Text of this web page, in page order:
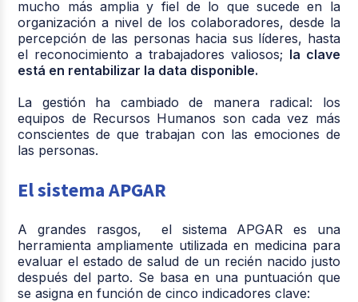
mucho más amplia y fiel de lo que sucede en la
organización a nivel de los colaboradores, desde la
percepción de las personas hacia sus líderes, hasta
el reconocimiento a trabajadores valiosos; la clave
está en rentabilizar la data disponible.
La gestión ha cambiado de manera radical: los
equipos de Recursos Humanos son cada vez más
conscientes de que trabajan con las emociones de
las personas.
El sistema APGAR
A grandes rasgos, el sistema APGAR es una
herramienta ampliamente utilizada en medicina para
evaluar el estado de salud de un recién nacido justo
después del parto. Se basa en una puntuación que
se asigna en función de cinco indicadores clave: